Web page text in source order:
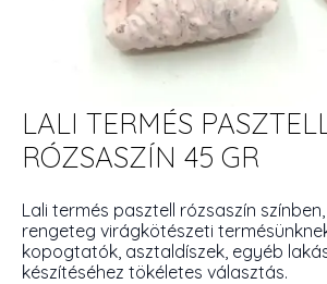
LALI TERMÉS
RÓZSASZÍN 45 GR
Lali termés pasztell rózsaszín
rengeteg virágkötészeti
kopogtatók, asztaldíszek, egyéb
készítéséhez tökéletes választás.